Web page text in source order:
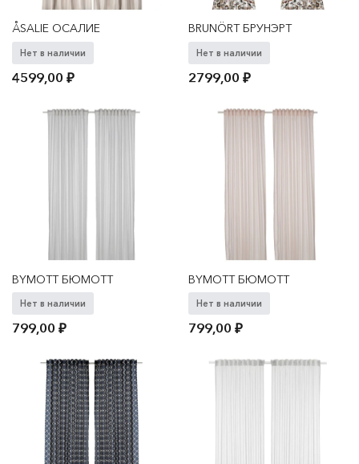
ÅSALIE ОСАЛИЕ
Нет в наличии
4599,00₽
BRUNÖRT БРУНЭРТ
Нет в наличии
2799,00₽
BYMOTT БЮМОТТ
Нет в наличии
799,00₽
BYMOTT БЮМОТТ
Нет в наличии
799,00₽